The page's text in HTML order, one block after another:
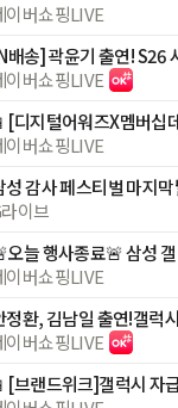
이버쇼핑LIVE
이버쇼핑LIVE
이버쇼핑LIVE
이브
이버쇼핑LIVE
이버쇼핑LIVE